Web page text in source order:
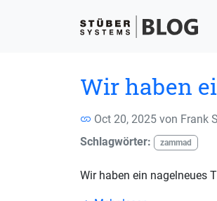
Wir haben
Oct 20, 2025 von Frank
Schlagwörter:
zammad
Wir haben ein nagelneues